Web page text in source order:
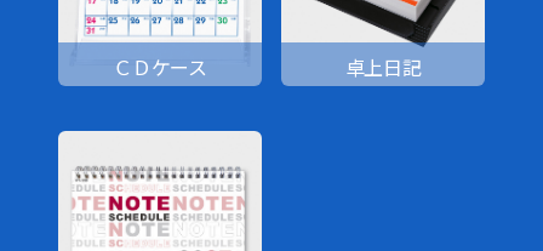
ＣＤケース 卓上日記